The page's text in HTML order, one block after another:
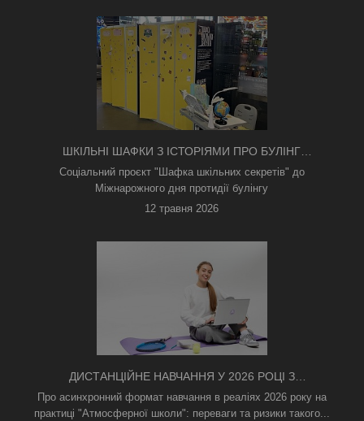
ШКІЛЬНІ ШАФКИ З ІСТОРІЯМИ ПРО БУЛІНГ
З'ЯВИЛИСЯ В КИЄВІ
Соціальний проєкт "Шафка шкільних секретів" до
Міжнарожного дня протидії булінгу
12 травня 2026
ДИСТАНЦІЙНЕ НАВЧАННЯ У 2026 РОЦІ З
ТРИВОГАМИ ТА БЕЗ СВІТЛА: ЯК АСИНХРОННИЙ
ФОРМАТ РЯТУЄ ОСВІТНІЙ ПРОЦЕС
Про асинхронний формат навчання в реаліях 2026 року на
практиці "Атмосферної школи": переваги та ризики такого...